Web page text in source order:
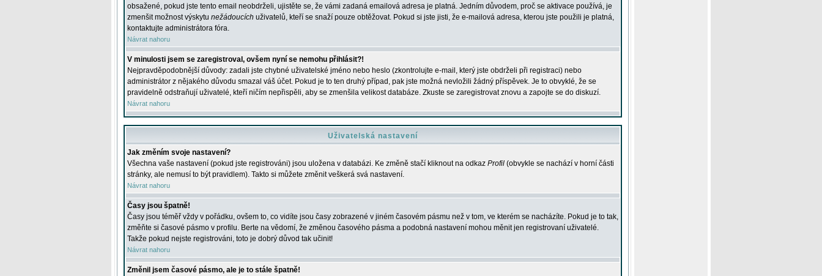
obsažené, pokud jste tento email neobdrželi, ujistěte se, že vámi zadaná emailová adresa je platná. Jedním důvodem, proč se aktivace používá, je
zmenšit možnost výskytu nežádoucích uživatelů, kteří se snaží pouze obtěžovat. Pokud si jste jisti, že e-mailová adresa, kterou jste použili je platná,
kontaktujte administrátora fóra.
Návrat nahoru
V minulosti jsem se zaregistroval, ovšem nyní se nemohu přihlásit?!
Nejpravděpodobnější důvody: zadali jste chybné uživatelské jméno nebo heslo (zkontrolujte e-mail, který jste obdrželi při registraci) nebo
administrátor z nějakého důvodu smazal váš účet. Pokud je to ten druhý případ, pak jste možná nevložili žádný příspěvek. Je to obvyklé, že se
pravidelně odstraňují uživatelé, kteří ničím nepřispěli, aby se zmenšila velikost databáze. Zkuste se zaregistrovat znovu a zapojte se do diskuzí.
Návrat nahoru
Uživatelská nastavení
Jak změním svoje nastavení?
Všechna vaše nastavení (pokud jste registrováni) jsou uložena v databázi. Ke změně stačí kliknout na odkaz Profil (obvykle se nachází v horní části
stránky, ale nemusí to být pravidlem). Takto si můžete změnit veškerá svá nastavení.
Návrat nahoru
Časy jsou špatně!
Časy jsou téměř vždy v pořádku, ovšem to, co vidíte jsou časy zobrazené v jiném časovém pásmu než v tom, ve kterém se nacházíte. Pokud je to tak,
změňte si časové pásmo v profilu. Berte na vědomí, že změnou časového pásma a podobná nastavení mohou měnit jen registrovaní uživatelé.
Takže pokud nejste registrováni, toto je dobrý důvod tak učinit!
Návrat nahoru
Změnil jsem časové pásmo, ale je to stále špatně!